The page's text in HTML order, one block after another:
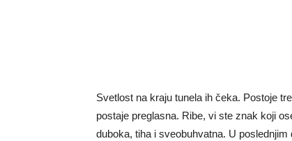
Svetlost na kraju tunela ih čeka. Postoje
postaje preglasna. Ribe, vi ste znak koji
duboka, tiha i sveobuhvatna. U